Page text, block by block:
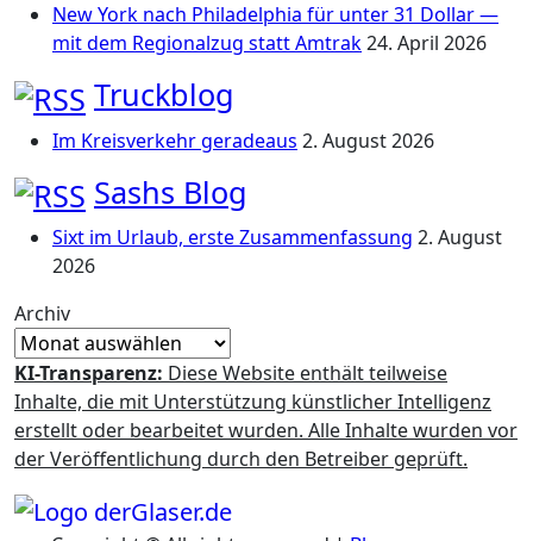
New York nach Philadelphia für unter 31 Dollar —
mit dem Regionalzug statt Amtrak24. April 2026
Truckblog
Im Kreisverkehr geradeaus 2. August 2026
Sashs Blog
Sixt im Urlaub, erste Zusammenfassung 2. August
2026
Archiv
KI-Transparenz: Diese Website enthält teilweise
Inhalte, die mit Unterstützung künstlicher Intelligenz
erstellt oder bearbeitet wurden. Alle Inhalte wurden vor
der Veröffentlichung durch den Betreiber geprüft.